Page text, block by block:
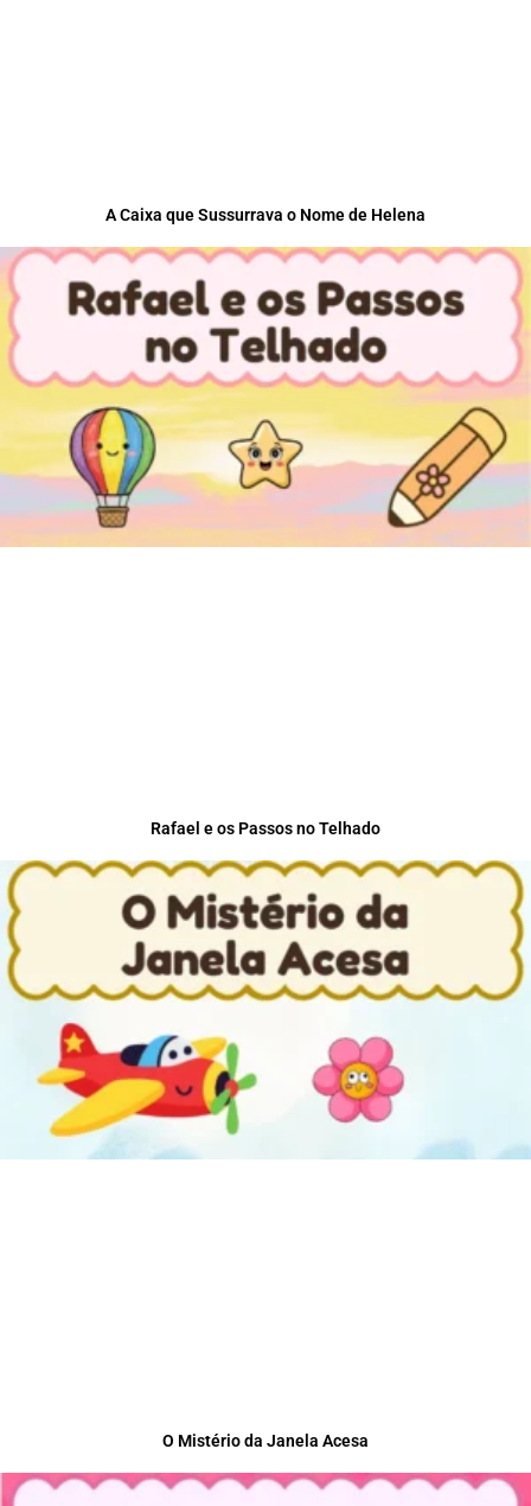
A Caixa que Sussurrava o Nome de Helena
Rafael e os Passos no Telhado
O Mistério da Janela Acesa